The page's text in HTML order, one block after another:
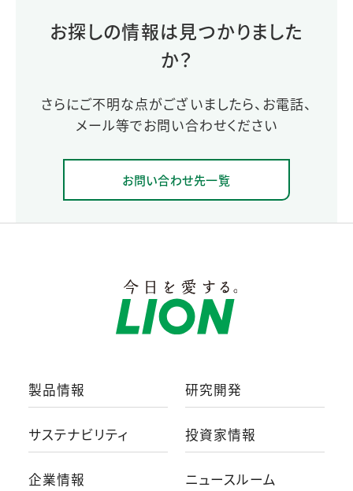
お探しの情報は見つかりました
か？
さらにご不明な点がございましたら、お電話、
メール等でお問い合わせください
お問い合わせ先一覧
製品情報 研究開発
サステナビリティ 投資家情報
企業情報 ニュースルーム